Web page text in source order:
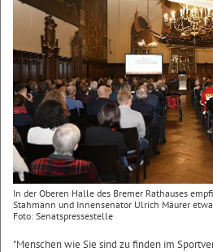
In der Oberen Halle des Bremer Rathauses
Stahmann und Innensenator Ulrich Mäurer
Foto: Senatspressestelle
"Menschen wie Sie sind zu finden im